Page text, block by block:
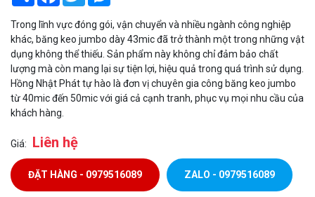
Trong lĩnh vực đóng gói, vận chuyển và nhiều ngành công nghiệp
khác, băng keo jumbo dày 43mic đã trở thành một trong những vật
dụng không thể thiếu. Sản phẩm này không chỉ đảm bảo chất
lượng mà còn mang lại sự tiện lợi, hiệu quả trong quá trình sử dụng.
Hồng Nhật Phát tự hào là đơn vị chuyên gia công băng keo jumbo
từ 40mic đến 50mic với giá cả cạnh tranh, phục vụ mọi nhu cầu của
khách hàng.
Giá: Liên hệ
ĐẶT HÀNG - 0979516089 ZALO - 0979516089